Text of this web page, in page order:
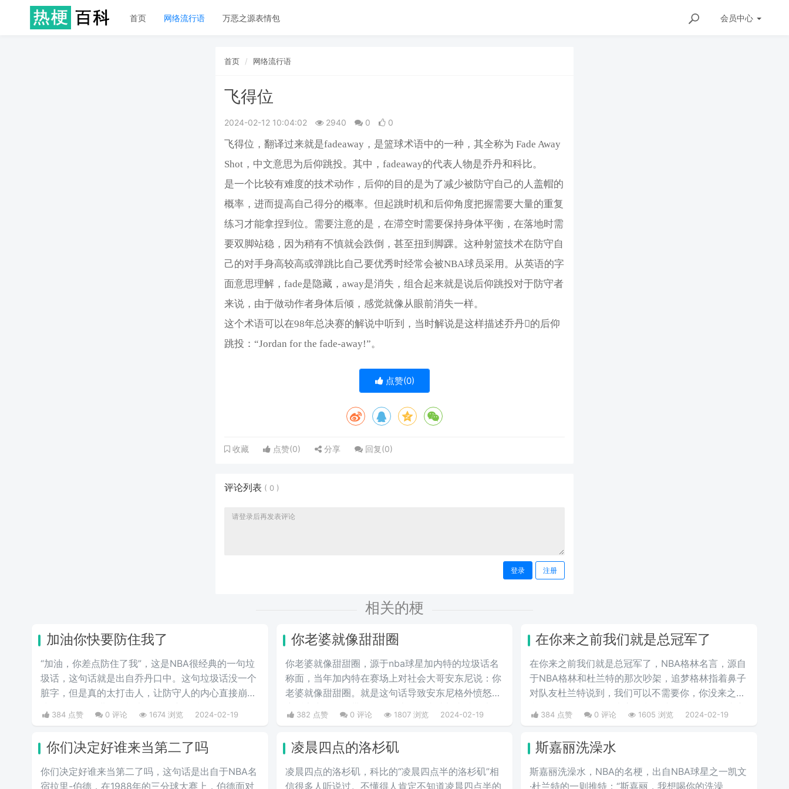
首页 网络流行语 万恶之源表情包 会员中心
首页 网络流行语
飞得位
2024-02-12 10:04:02 2940 0 0
飞得位，翻译过来就是fadeaway，是篮球术语中的一种，其全称为 Fade Away
Shot，中文意思为后仰跳投。其中，fadeaway的代表人物是乔丹和科比。
是一个比较有难度的技术动作，后仰的目的是为了减少被防守自己的人盖帽的
概率，进而提高自己得分的概率。但起跳时机和后仰角度把握需要大量的重复
练习才能拿捏到位。需要注意的是，在滞空时需要保持身体平衡，在落地时需
要双脚站稳，因为稍有不慎就会跌倒，甚至扭到脚踝。这种射篮技术在防守自
己的对手身高较高或弹跳比自己要优秀时经常会被NBA球员采用。从英语的字
面意思理解，fade是隐藏，away是消失，组合起来就是说后仰跳投对于防守者
来说，由于做动作者身体后倾，感觉就像从眼前消失一样。
这个术语可以在98年总决赛的解说中听到，当时解说是这样描述乔丹的后仰
跳投：“Jordan for the fade-away!”。
点赞(0)
收藏 点赞(0) 分享 回复(0)
评论列表 ( 0 )
登录 注册
相关的梗
加油你快要防住我了
“加油，你差点防住了我”，这是NBA很经典的一句垃
圾话，这句话就是出自乔丹口中。这句垃圾话没一个
脏字，但是真的太打击人，让防守人的内心直接崩
溃。没有超强进攻，根本不敢说这句话。
384 点赞 0 评论 1674 浏览 2024-02-19
你老婆就像甜甜圈
你老婆就像甜甜圈，源于nba球星加内特的垃圾话名
称面，当年加内特在赛场上对社会大哥安东尼说：你
老婆就像甜甜圈。就是这句话导致安东尼格外愤怒，
赛后安东尼更是带了很多道上的人去堵加内特的大巴
车，搞得英汉加内特连大巴车都不敢下！
382 点赞 0 评论 1807 浏览 2024-02-19
在你来之前我们就是总冠军了
在你来之前我们就是总冠军了，NBA格林名言，源自
于NBA格林和杜兰特的那次吵架，追梦格林指着鼻子
对队友杜兰特说到，我们可以不需要你，你没来之前
我们打得更好，在你来之前我们就是总冠军了！内心
受到伤害的杀神杜兰特第二年便选择加盟了篮网。
384 点赞 0 评论 1605 浏览 2024-02-19
你们决定好谁来当第二了吗
你们决定好谁来当第二了吗，这句话是出自于NBA名
宿拉里-伯德，在1988年的三分球大赛上，伯德面对
凌晨四点的洛杉矶
凌晨四点的洛杉矶，科比的“凌晨四点半的洛杉矶”相
信很多人听说过。不懂得人肯定不知道凌晨四点半的
斯嘉丽洗澡水
斯嘉丽洗澡水，NBA的名梗，出自NBA球星之一凯文
·杜兰特的一则推特：“斯嘉丽，我想喝你的洗澡